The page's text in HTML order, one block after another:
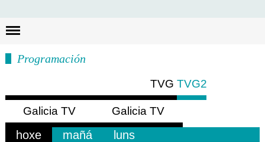
Programación
TVG TVG2
Galicia TV
Europa
Galicia TV
América
hoxe mañá luns